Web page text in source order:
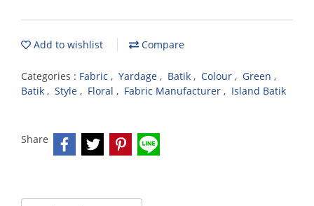
Add to wishlist Compare
Categories : Fabric , Yardage , Batik , Colour , Green ,
Batik , Style , Floral , Fabric Manufacturer , Island Batik
Share